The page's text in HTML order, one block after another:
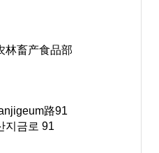
林畜产食品部
路91
지금로 91